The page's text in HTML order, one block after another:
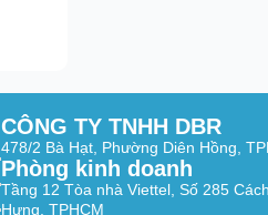
CÔNG TY TNHH DBR
478/2 Bà Hạt, Phường Diên Hồng,
Phòng kinh doanh
Tầng 12 Tòa nhà Viettel, Số 285
Hưng, TPHCM